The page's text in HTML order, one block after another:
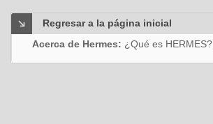
Regresar a la página inicial
Acerca de Hermes: ¿Qué es HERMES?